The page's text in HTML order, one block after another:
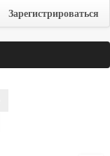
Зарегистрироваться